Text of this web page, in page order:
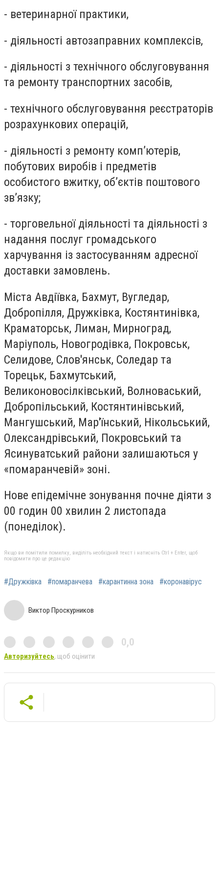
- ветеринарної практики,
- діяльності автозаправних комплексів,
- діяльності з технічного обслуговування
та ремонту транспортних засобів,
- технічного обслуговування реєстраторів
розрахункових операцій,
- діяльності з ремонту комп’ютерів,
побутових виробів і предметів
особистого вжитку, об’єктів поштового
зв’язку;
- торговельної діяльності та діяльності з
надання послуг громадського
харчування із застосуванням адресної
доставки замовлень.
Міста Авдіївка, Бахмут, Вугледар,
Добропілля, Дружківка, Костянтинівка,
Краматорськ, Лиман, Мирноград,
Маріуполь, Новогродівка, Покровськ,
Селидове, Слов'янськ, Соледар та
Торецьк, Бахмутський,
Великоновосілківський, Волноваський,
Добропільський, Костянтинівський,
Мангушський, Мар'їнський, Нікольський,
Олександрівський, Покровський та
Ясинуватський райони залишаються у
«помаранчевій» зоні.
Нове епідемічне зонування почне діяти з
00 годин 00 хвилин 2 листопада
(понеділок).
Якщо ви помітили помилку, виділіть необхідний текст і натисніть Ctrl + Enter, щоб
повідомити про це редакцію
#Дружківка #помаранчева #карантинна зона #коронавірус
Виктор Проскурников
0,0
Авторизуйтесь, щоб оцінити